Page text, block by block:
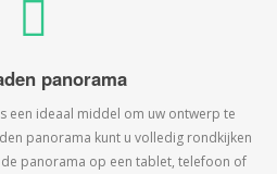
panorama
een ideaal middel om uw ontwerp te
panorama kunt u volledig rondkijken
panorama op een tablet, telefoon of